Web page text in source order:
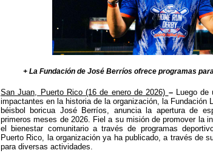
+ La Fundación de José Berríos ofrece programas
San Juan, Puerto Rico (16 de enero de 2026) – Luego
impactantes en la historia de la organización, la Fundación
béisbol boricua José Berríos, anuncia la apertura de
primeros meses de 2026. Fiel a su misión de promover la
el bienestar comunitario a través de programas
Puerto Rico, la organización ya ha publicado, a través de
para diversas actividades.